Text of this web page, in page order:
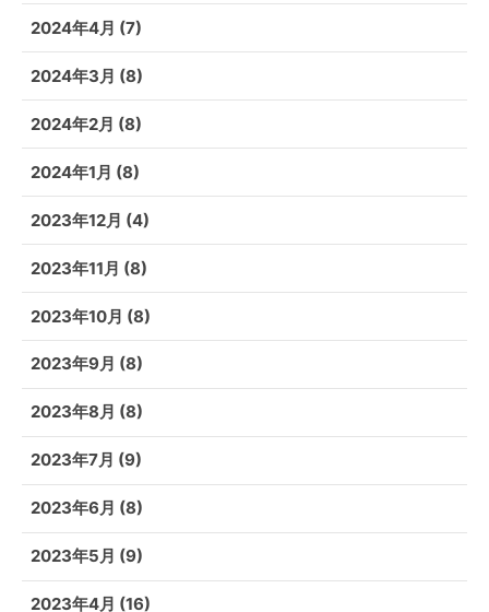
2024年4月 (7)
2024年3月 (8)
2024年2月 (8)
2024年1月 (8)
2023年12月 (4)
2023年11月 (8)
2023年10月 (8)
2023年9月 (8)
2023年8月 (8)
2023年7月 (9)
2023年6月 (8)
2023年5月 (9)
2023年4月 (16)